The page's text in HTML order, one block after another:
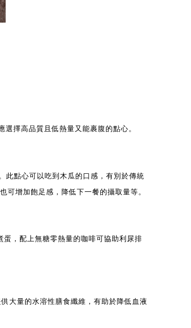
擇高品質且低熱量又能裹腹的點心。
此點心可以吃到木瓜的口感，有別於傳統
可增加飽足感，降低下一餐的攝取量等。
，配上無糖零熱量的咖啡可協助利尿排
大量的水溶性膳食纖維，有助於降低血液